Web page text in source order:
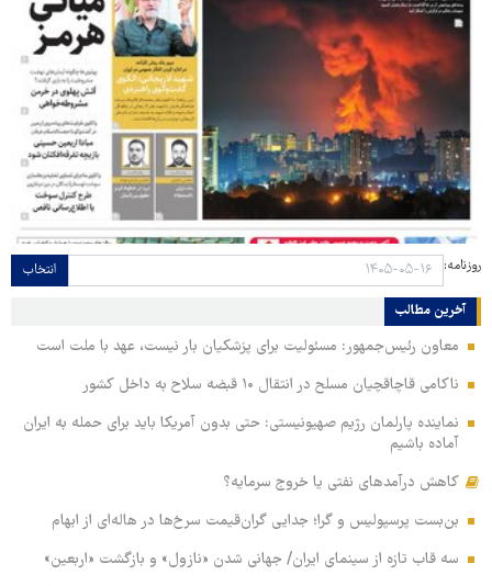
روزنامه: انتخاب
آخرین مطالب
معاون رئیس‌جمهور: مسئولیت برای پزشکیان بار نیست، عهد با ملت است
ناکامی قاچاقچیان مسلح در انتقال ۱۰ قبضه سلاح به داخل کشور
نماینده پارلمان رژیم صهیونیستی: حتی بدون آمریکا باید برای حمله به ایران
آماده باشیم
کاهش درآمدهای نفتی یا خروج سرمایه؟
بن‌بست پرسپولیس و گرا؛ جدایی گران‌قیمت سرخ‌ها در هاله‌ای از ابهام
سه قاب تازه از سینمای ایران/ جهانی شدن «نازول» و بازگشت «اربعین»